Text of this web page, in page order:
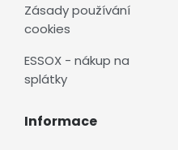
Zásady používání
cookies
ESSOX - nákup na
splátky
Informace